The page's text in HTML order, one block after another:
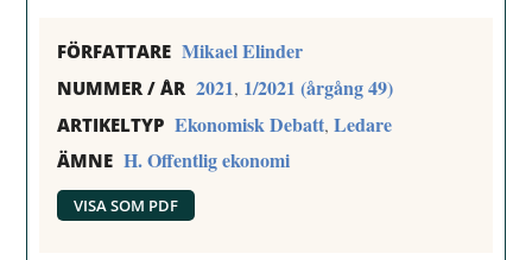
FÖRFATTARE Mikael Elinder
NUMMER / ÅR 2021, 1/2021 (årgång 49)
ARTIKELTYP Ekonomisk Debatt,Ledare
ÄMNE H. Offentlig ekonomi
VISA SOM PDF